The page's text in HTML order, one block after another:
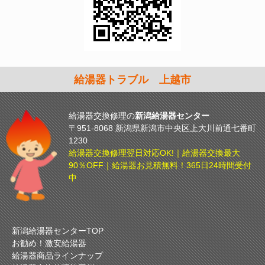
給湯器トラブル 上越市
給湯器交換修理の新潟給湯器センター
〒951-8068 新潟県新潟市中央区上大川前通七番町
1230
給湯器交換修理翌日対応OK!｜給湯器交換最大
90％OFF｜給湯器お見積無料！365日24時間受付
中
新潟給湯器センターTOP
お勧め！激安給湯器
給湯器商品ラインナップ